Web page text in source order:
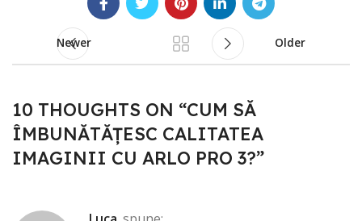
Newer Older
10 THOUGHTS ON “CUM SĂ
ÎMBUNĂTĂȚESC CALITATEA
IMAGINII CU ARLO PRO 3?”